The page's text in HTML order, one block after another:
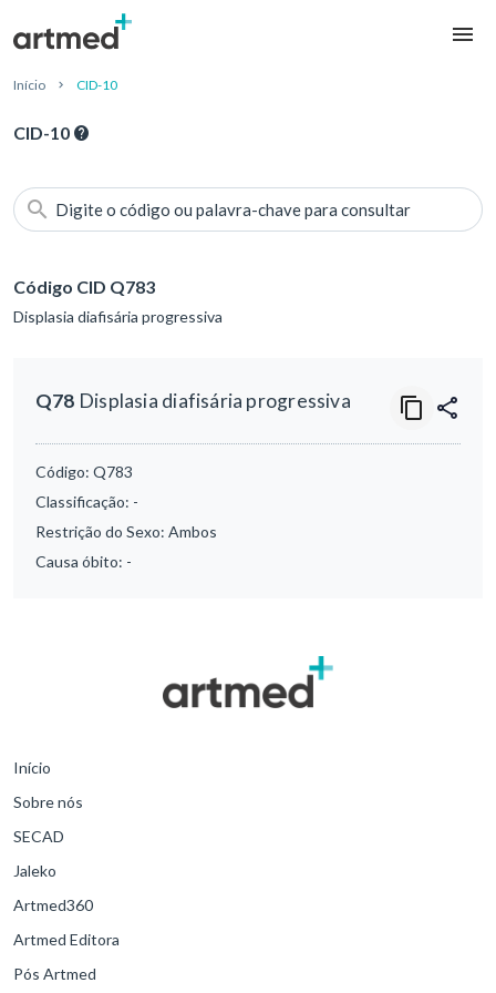
Início CID-10
CID-10
Digite o código ou palavra-chave para consultar
Código CID Q783
Displasia diafisária progressiva
Q78 Displasia diafisária progressiva
Código: Q783
Classificação: -
Restrição do Sexo: Ambos
Causa óbito: -
Início
Sobre nós
SECAD
Jaleko
Artmed360
Artmed Editora
Pós Artmed